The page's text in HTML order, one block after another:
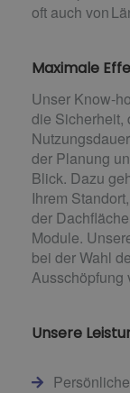
oft auch von
Maximale
Unser Know-
die Sicherheit,
der Planung
Blick. Dazu
Ihrem
der
Module.
bei der Wahl
Ausschöpfung
Unsere